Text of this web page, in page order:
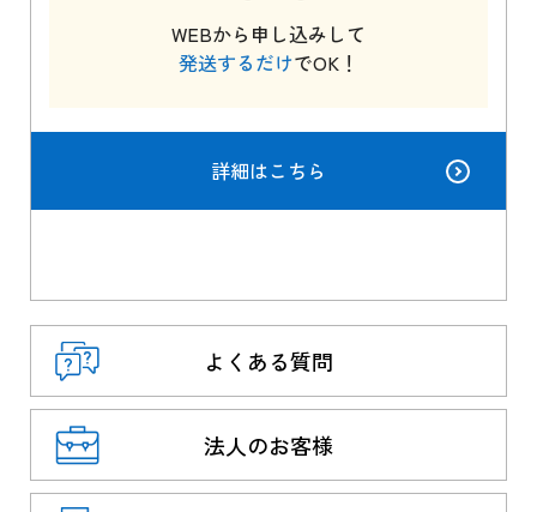
WEBから申し込みして
発送するだけでOK！
詳細はこちら
よくある質問
法人のお客様